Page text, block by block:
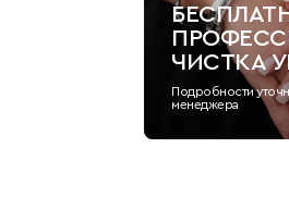
ЧИСТКА
Подробности
менеджера